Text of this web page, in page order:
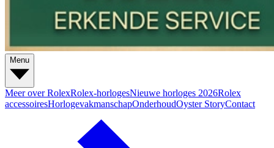
Menu
Meer over RolexRolex-horlogesNieuwe horloges 2026Rolex
accessoiresHorlogevakmanschapOnderhoudOyster StoryContact